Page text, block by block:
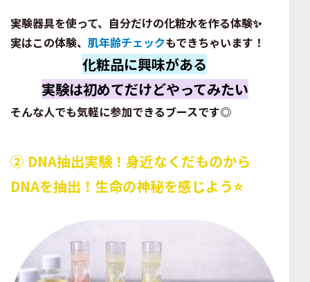
実験器具を使って、自分だけの化粧水を作る体験✨
実はこの体験、 肌年齢チェックもできちゃいます！
化粧品に興味がある
実験は初めてだけどやってみたい
そんな人でも気軽に参加できるブースです◎
② DNA抽出実験！身近なくだものから
DNAを抽出！生命の神秘を感じよう⭐